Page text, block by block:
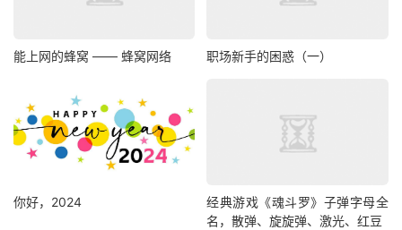
能上网的蜂窝 —— 蜂窝网络 职场新手的困惑（一）
你好，2024
经典游戏《魂斗罗》子弹字母全
名，散弹、旋旋弹、激光、红豆